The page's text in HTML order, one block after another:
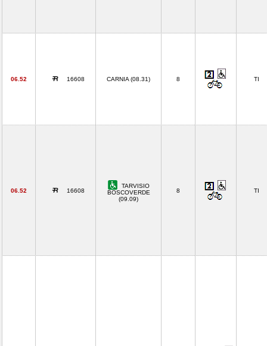
06.52 16608 CARNIA (08.31) 8 TI
06.52 16608
TARVISIO
BOSCOVERDE
(09.09)
8 TI